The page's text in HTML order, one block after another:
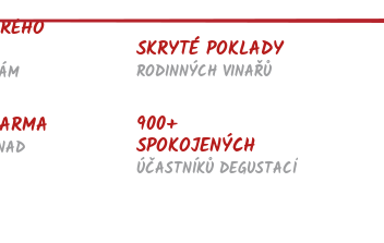
d
a
c
í
v
k
y
SKRYTÉ POKLADY
RODINNÝCH VINAŘŮ
900+
SPOKOJENÝCH
ÚČASTNÍKŮ DEGUSTACÍ